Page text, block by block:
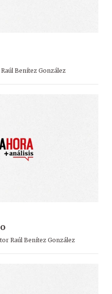
Benítez González
Raúl Benítez González